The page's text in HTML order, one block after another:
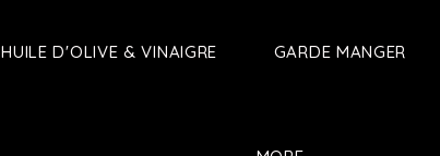
HUILE D'OLIVE & VINAIGRE GARDE MANGER